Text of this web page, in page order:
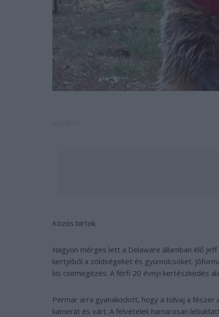
Közös birtok.
Nagyon mérges lett a Delaware államban élő
kertjéből a zöldségeket és gyümölcsöket.
kis csemegézés. A férfi 20 évnyi kertészkedés
Permar arra gyanakodott, hogy a tolvaj a
kamerát és várt. A felvételek hamarosan